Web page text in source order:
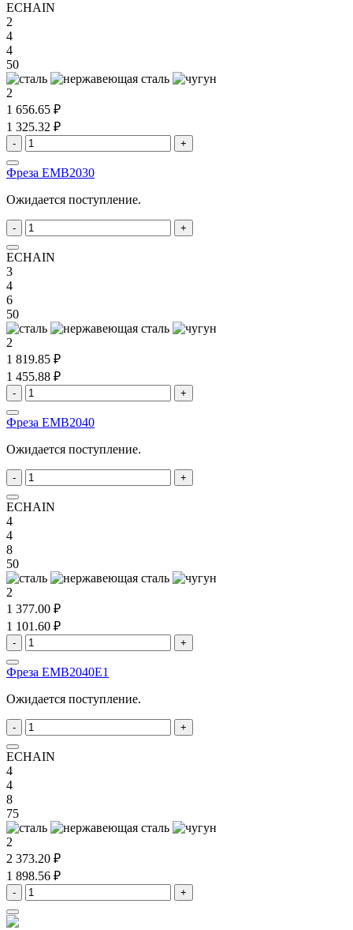
ECHAIN
2
4
4
50
2
1 656.65 ₽
1 325.32 ₽
- +
Фреза EMB2030
Ожидается поступление.
- +
ECHAIN
3
4
6
50
2
1 819.85 ₽
1 455.88 ₽
- +
Фреза EMB2040
Ожидается поступление.
- +
ECHAIN
4
4
8
50
2
1 377.00 ₽
1 101.60 ₽
- +
Фреза EMB2040E1
Ожидается поступление.
- +
ECHAIN
4
4
8
75
2
2 373.20 ₽
1 898.56 ₽
- +